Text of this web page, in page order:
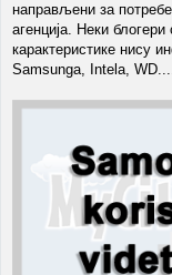
направљени за
агенција. Неки
карактеристике нису
Samsunga, Intela,